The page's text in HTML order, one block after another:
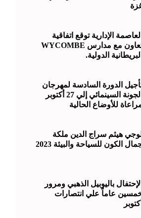
العاصمة الإدارية توقع اتفاقية
تعاون مع مدارس WYCOMBE
البريطانية الدولية.
الدورة السادسة لمهرجان
الجونة السينمائي إلي 27 أكتوبر
للأوضاع الحالية
هيثم سراج الدين ملكة
الكون للسياحة والبيئة 2023
الإحتفال باليوبيل الذهبي ومرور
عاماً علي انتصارات
أكتوبر